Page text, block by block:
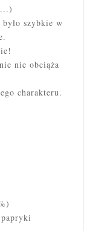
szybkie w
nie obciąża
charakteru.